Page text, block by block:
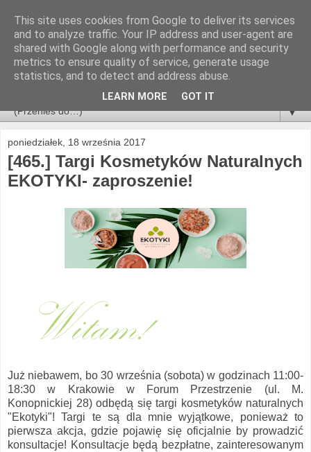
▼
poniedziałek, 18 września 2017
[465.] Targi Kosmetyków Naturalnych
EKOTYKI- zaproszenie!
Już niebawem, bo 30 września (sobota) w godzinach 11:00-
18:30 w Krakowie w Forum Przestrzenie (ul. M.
Konopnickiej 28) odbędą się targi kosmetyków naturalnych
"Ekotyki"! Targi te są dla mnie wyjątkowe, ponieważ to
pierwsza akcja, gdzie pojawię się oficjalnie by prowadzić
konsultacje! Konsultacje będą bezpłatne, zainteresowanym
This site uses cookies from Google to deliver its services
and to analyze traffic. Your IP address and user-agent are
shared with Google along with performance and security
metrics to ensure quality of service, generate usage
statistics, and to detect and address abuse.
LEARN MORE GOT IT